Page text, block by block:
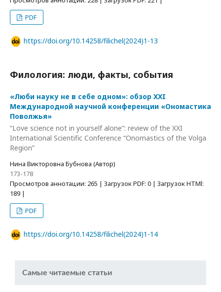
PDF
https://doi.org/10.14258/filichel(2024)1-13
Филология: люди, факты, события
«Люби науку не в себе одном»: обзор XXI
Международной научной конференции «Ономастика
Поволжья»
“Love science not in yourself alone”: review of the XXI
International Scientific Conference “Onomastics of the Volga
Region”
Нина Викторовна Бубнова (Автор)
173-178
Просмотров аннотации: 265 | Загрузок PDF: 0 | Загрузок HTMl:
189 |
PDF
https://doi.org/10.14258/filichel(2024)1-14
Самые читаемые статьи